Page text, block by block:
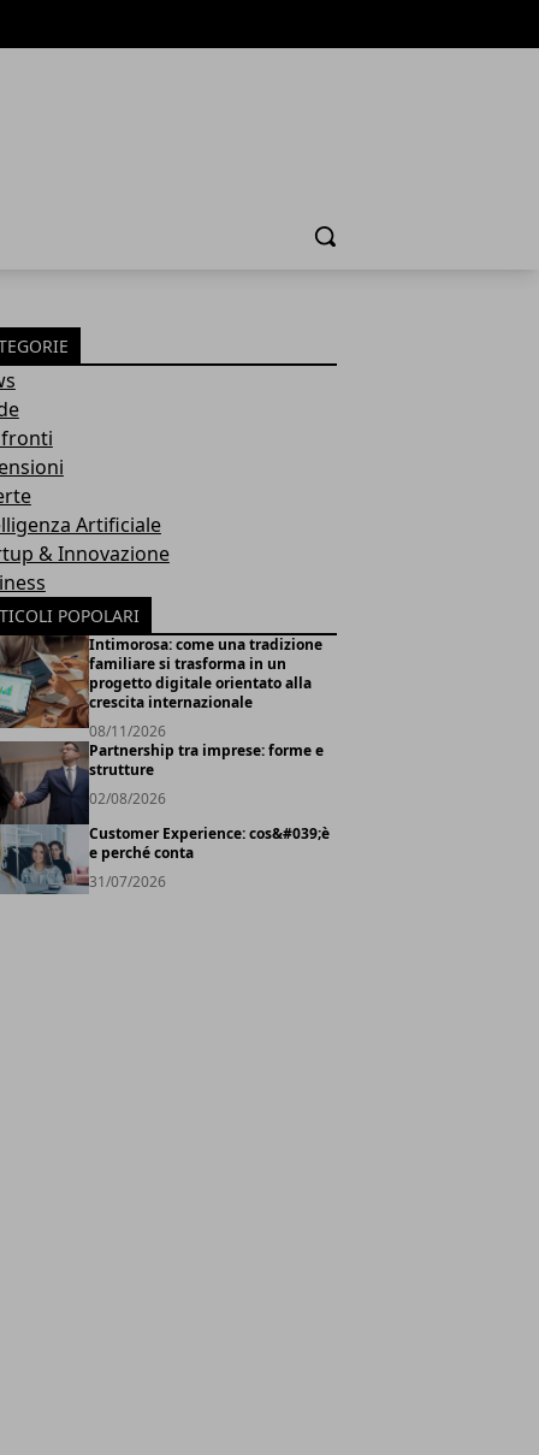
Cerca
Artificiale
& Innovazione
POPOLARI
Intimorosa: come una tradizione
familiare si trasforma in un
progetto digitale orientato alla
crescita internazionale
08/11/2026
Partnership tra imprese: forme e
strutture
02/08/2026
Customer Experience: cos&#039;è
e perché conta
31/07/2026